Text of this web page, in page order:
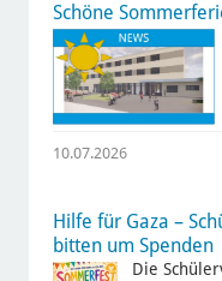
Schöne
10.07.2026
Hilfe für Gaza –
bitten um Spenden
Die